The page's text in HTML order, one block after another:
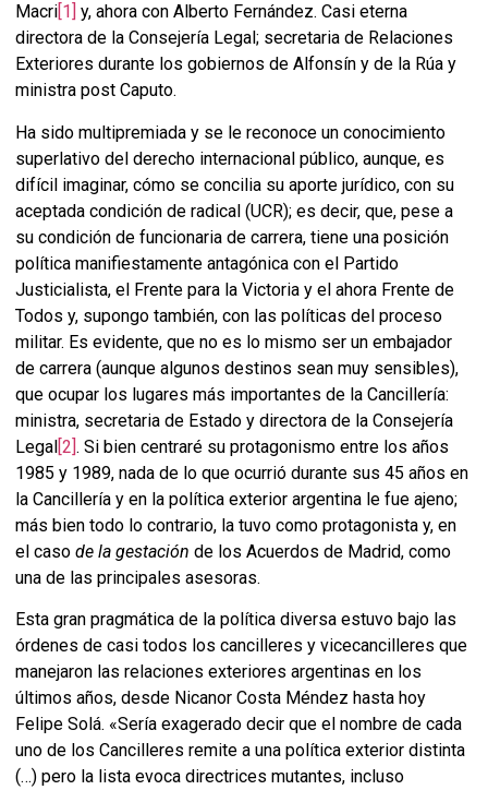
Macri [1] y, ahora con Alberto Fernández. Casi eterna
directora de la Consejería Legal; secretaria de Relaciones
Exteriores durante los gobiernos de Alfonsín y de la Rúa y
ministra post Caputo.
Ha sido multipremiada y se le reconoce un conocimiento
superlativo del derecho internacional público, aunque, es
difícil imaginar, cómo se concilia su aporte jurídico, con su
aceptada condición de radical (UCR); es decir, que, pese a
su condición de funcionaria de carrera, tiene una posición
política manifiestamente antagónica con el Partido
Justicialista, el Frente para la Victoria y el ahora Frente de
Todos y, supongo también, con las políticas del proceso
militar. Es evidente, que no es lo mismo ser un embajador
de carrera (aunque algunos destinos sean muy sensibles),
que ocupar los lugares más importantes de la Cancillería:
ministra, secretaria de Estado y directora de la Consejería
Legal[2]. Si bien centraré su protagonismo entre los años
1985 y 1989, nada de lo que ocurrió durante sus 45 años en
la Cancillería y en la política exterior argentina le fue ajeno;
más bien todo lo contrario, la tuvo como protagonista y, en
el caso de la gestación de los Acuerdos de Madrid, como
una de las principales asesoras.
Esta gran pragmática de la política diversa estuvo bajo las
órdenes de casi todos los cancilleres y vicecancilleres que
manejaron las relaciones exteriores argentinas en los
últimos años, desde Nicanor Costa Méndez hasta hoy
Felipe Solá. «Sería exagerado decir que el nombre de cada
uno de los Cancilleres remite a una política exterior distinta
(…) pero la lista evoca directrices mutantes, incluso